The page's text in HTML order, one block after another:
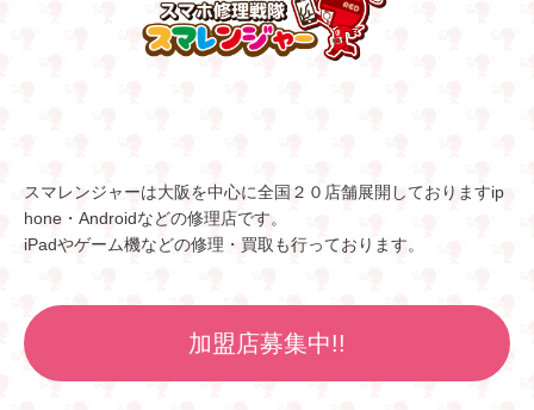
スマレンジャーは大阪を中心に全国２０店舗展開しておりますip
hone・Androidなどの修理店です。
iPadやゲーム機などの修理・買取も行っております。
加盟店募集中!!